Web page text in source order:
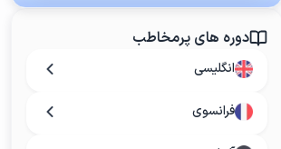
دوره های پرمخاطب
انگلیسی
فرانسوی